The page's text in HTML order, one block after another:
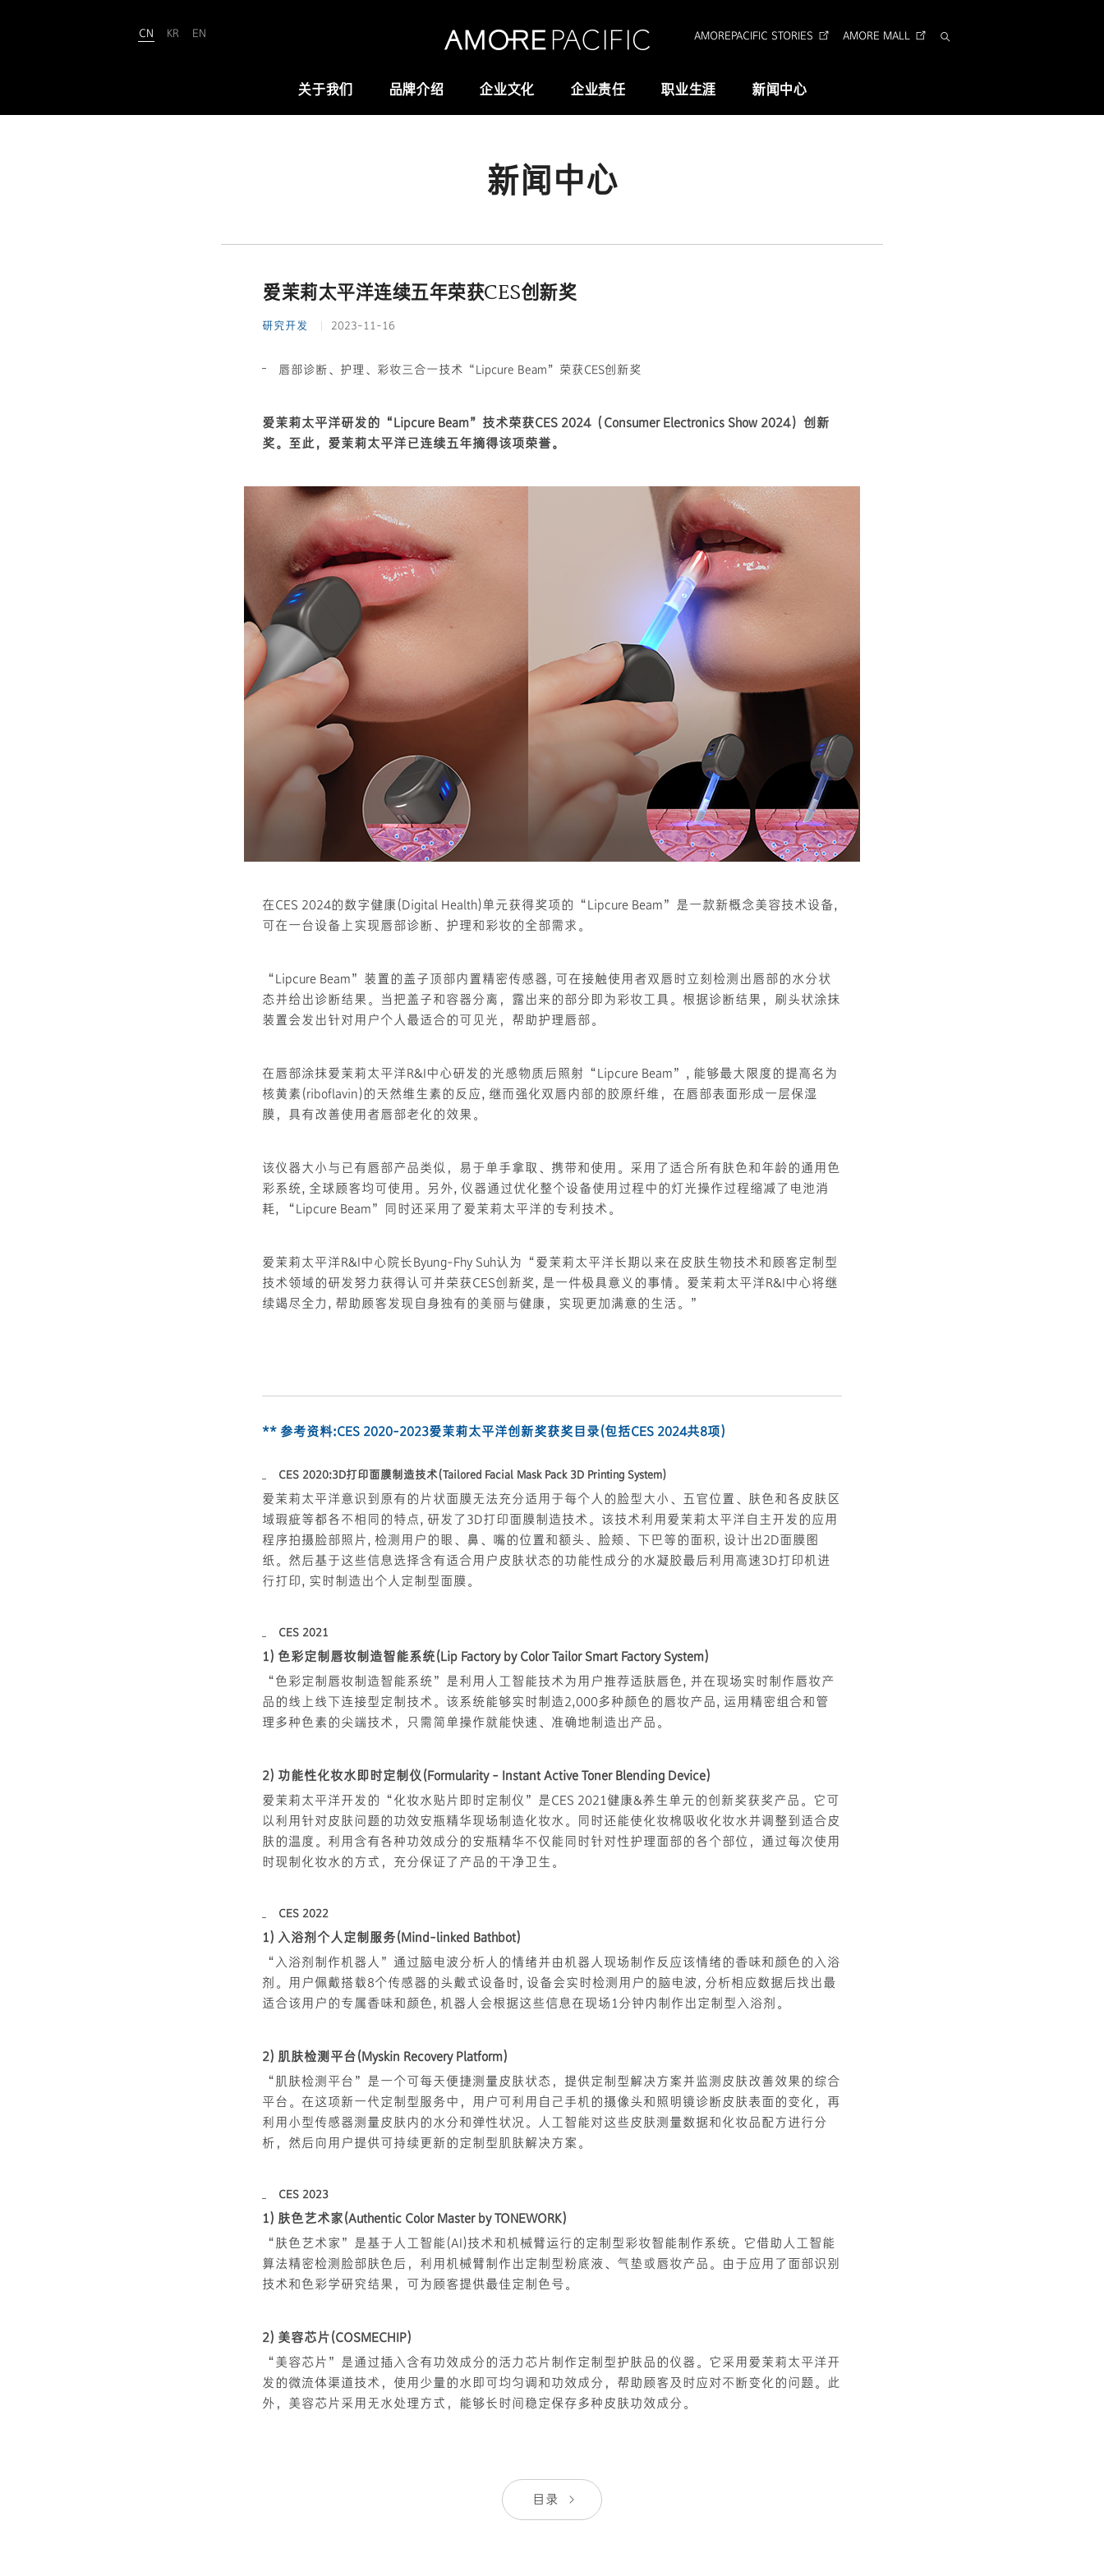
CN KR EN AMOREPACIFIC STORIES AMORE MALL
关于我们
的美之未来，让全世界所有人跨越年
Amorepacific
历史沿革
研究与创新
供应链管理(SCM) Arita 字体
品牌介绍 企业文化 企业责任 职业生涯 新闻中心
新闻中心
爱茉莉太平洋连续五年荣获CES创新奖
研究开发 2023-11-16
唇部诊断、护理、彩妆三合一技术“Lipcure Beam”荣获CES创新奖
爱茉莉太平洋研发的“Lipcure Beam”技术荣获CES 2024（Consumer Electronics Show 2024）创新
奖。至此，爱茉莉太平洋已连续五年摘得该项荣誉。
在CES 2024的数字健康(Digital Health)单元获得奖项的“Lipcure Beam”是一款新概念美容技术设备,
可在一台设备上实现唇部诊断、护理和彩妆的全部需求。
“Lipcure Beam”装置的盖子顶部内置精密传感器, 可在接触使用者双唇时立刻检测出唇部的水分状
态并给出诊断结果。当把盖子和容器分离，露出来的部分即为彩妆工具。根据诊断结果，刷头状涂抹
装置会发出针对用户个人最适合的可见光，帮助护理唇部。
在唇部涂抹爱茉莉太平洋R&I中心研发的光感物质后照射“Lipcure Beam”, 能够最大限度的提高名为
核黄素(riboflavin)的天然维生素的反应, 继而强化双唇内部的胶原纤维，在唇部表面形成一层保湿
膜，具有改善使用者唇部老化的效果。
该仪器大小与已有唇部产品类似，易于单手拿取、携带和使用。采用了适合所有肤色和年龄的通用色
彩系统, 全球顾客均可使用。另外, 仪器通过优化整个设备使用过程中的灯光操作过程缩减了电池消
耗, “Lipcure Beam”同时还采用了爱茉莉太平洋的专利技术。
爱茉莉太平洋R&I中心院长Byung-Fhy Suh认为“爱茉莉太平洋长期以来在皮肤生物技术和顾客定制型
技术领域的研发努力获得认可并荣获CES创新奖, 是一件极具意义的事情。爱茉莉太平洋R&I中心将继
续竭尽全力, 帮助顾客发现自身独有的美丽与健康，实现更加满意的生活。”
** 参考资料:CES 2020-2023爱茉莉太平洋创新奖获奖目录(包括CES 2024共8项)
CES 2020:3D打印面膜制造技术(Tailored Facial Mask Pack 3D Printing System)
爱茉莉太平洋意识到原有的片状面膜无法充分适用于每个人的脸型大小、五官位置、肤色和各皮肤区
域瑕疵等都各不相同的特点, 研发了3D打印面膜制造技术。该技术利用爱茉莉太平洋自主开发的应用
程序拍摄脸部照片, 检测用户的眼、鼻、嘴的位置和额头、脸颊、下巴等的面积, 设计出2D面膜图
纸。然后基于这些信息选择含有适合用户皮肤状态的功能性成分的水凝胶最后利用高速3D打印机进
行打印, 实时制造出个人定制型面膜。
CES 2021
1) 色彩定制唇妆制造智能系统(Lip Factory by Color Tailor Smart Factory System)
“色彩定制唇妆制造智能系统”是利用人工智能技术为用户推荐适肤唇色, 并在现场实时制作唇妆产
品的线上线下连接型定制技术。该系统能够实时制造2,000多种颜色的唇妆产品, 运用精密组合和管
理多种色素的尖端技术，只需简单操作就能快速、准确地制造出产品。
2) 功能性化妆水即时定制仪(Formularity - Instant Active Toner Blending Device)
爱茉莉太平洋开发的“化妆水贴片即时定制仪”是CES 2021健康&养生单元的创新奖获奖产品。它可
以利用针对皮肤问题的功效安瓶精华现场制造化妆水。同时还能使化妆棉吸收化妆水并调整到适合皮
肤的温度。利用含有各种功效成分的安瓶精华不仅能同时针对性护理面部的各个部位，通过每次使用
时现制化妆水的方式，充分保证了产品的干净卫生。
CES 2022
1) 入浴剂个人定制服务(Mind-linked Bathbot)
“入浴剂制作机器人”通过脑电波分析人的情绪并由机器人现场制作反应该情绪的香味和颜色的入浴
剂。用户佩戴搭载8个传感器的头戴式设备时, 设备会实时检测用户的脑电波, 分析相应数据后找出最
适合该用户的专属香味和颜色, 机器人会根据这些信息在现场1分钟内制作出定制型入浴剂。
2) 肌肤检测平台(Myskin Recovery Platform)
“肌肤检测平台”是一个可每天便捷测量皮肤状态，提供定制型解决方案并监测皮肤改善效果的综合
平台。在这项新一代定制型服务中，用户可利用自己手机的摄像头和照明镜诊断皮肤表面的变化，再
利用小型传感器测量皮肤内的水分和弹性状况。人工智能对这些皮肤测量数据和化妆品配方进行分
析，然后向用户提供可持续更新的定制型肌肤解决方案。
CES 2023
1) 肤色艺术家(Authentic Color Master by TONEWORK)
“肤色艺术家”是基于人工智能(AI)技术和机械臂运行的定制型彩妆智能制作系统。它借助人工智能
算法精密检测脸部肤色后，利用机械臂制作出定制型粉底液、气垫或唇妆产品。由于应用了面部识别
技术和色彩学研究结果，可为顾客提供最佳定制色号。
2) 美容芯片(COSMECHIP)
“美容芯片”是通过插入含有功效成分的活力芯片制作定制型护肤品的仪器。它采用爱茉莉太平洋开
发的微流体渠道技术，使用少量的水即可均匀调和功效成分，帮助顾客及时应对不断变化的问题。此
外，美容芯片采用无水处理方式，能够长时间稳定保存多种皮肤功效成分。
目录